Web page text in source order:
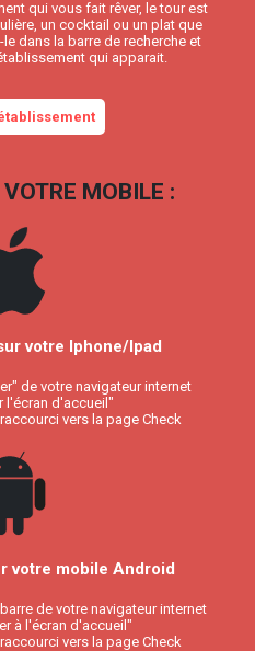
qui vous fait rêver, le tour est
un cocktail ou un plat que
dans la barre de recherche et
qui apparait.
MOBILE :
votre Iphone/Ipad
de votre navigateur internet
l'écran d'accueil"
vers la page Check
votre mobile Android
de votre navigateur internet
à l'écran d'accueil"
vers la page Check